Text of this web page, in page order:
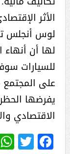
الأثر
لوس أنجلس
لها أن
للسيارات
على
يفرضها
الاقتصادي